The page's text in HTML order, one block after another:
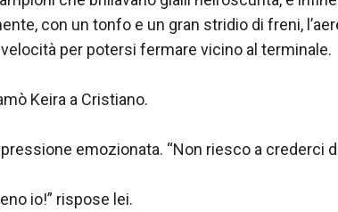
con un tonfo e un gran stridio di freni,
per potersi fermare vicino al terminale.
Keira a Cristiano.
emozionata. “Non riesco a crederci
io!” rispose lei.